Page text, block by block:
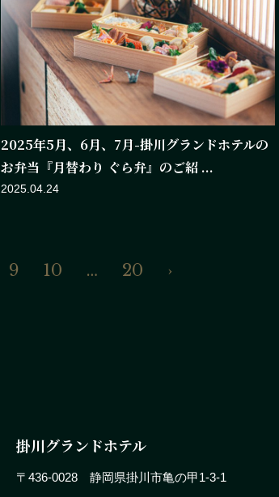
2025年5月、6月、7月-掛川グランドホテルの
お弁当『月替わり ぐら弁』のご紹 ...
2025.04.24
9 10 … 20 ›
掛川グランドホテル
〒436-0028 静岡県掛川市亀の甲1-3-1